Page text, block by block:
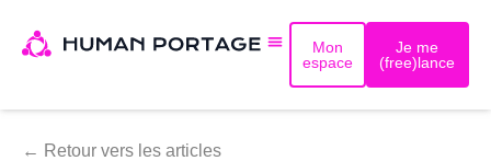
Mon
espace
Je me
(free)lance
← Retour vers les articles